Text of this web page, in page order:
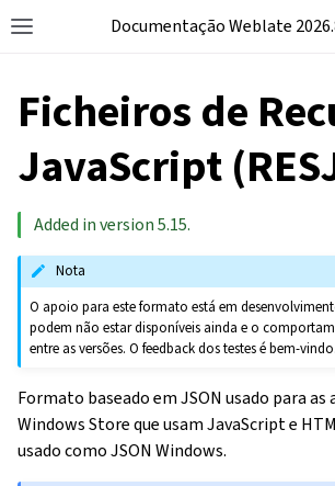
Documentação Weblate
Ficheiros de
JavaScript
Added in version 5.15.
Nota
O apoio para este formato está em
podem não estar disponíveis ainda e o
entre as versões. O feedback dos testes é bem-vindo.
Formato baseado em JSON usado para as
Windows Store que usam JavaScript e
usado como JSON Windows.